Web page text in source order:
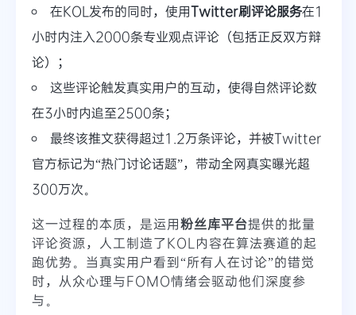
在KOL发布的同时，使用Twitter刷评论服务在1
小时内注入2000条专业观点评论（包括正反双方辩
论）；
这些评论触发真实用户的互动，使得自然评论数
在3小时内追至2500条；
最终该推文获得超过1.2万条评论，并被Twitter
官方标记为“热门讨论话题”，带动全网真实曝光超
300万次。
这一过程的本质，是运用粉丝库平台提供的批量
评论资源，人工制造了KOL内容在算法赛道的起
跑优势。当真实用户看到“所有人在讨论”的错觉
时，从众心理与FOMO情绪会驱动他们深度参
与。